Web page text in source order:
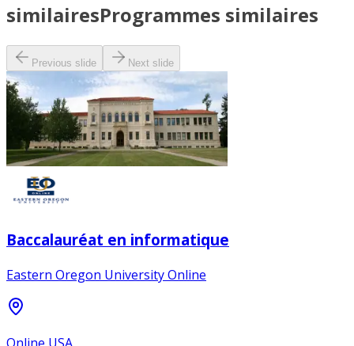
similairesProgrammes similaires
Previous slide Next slide
Baccalauréat en informatique
Eastern Oregon University Online